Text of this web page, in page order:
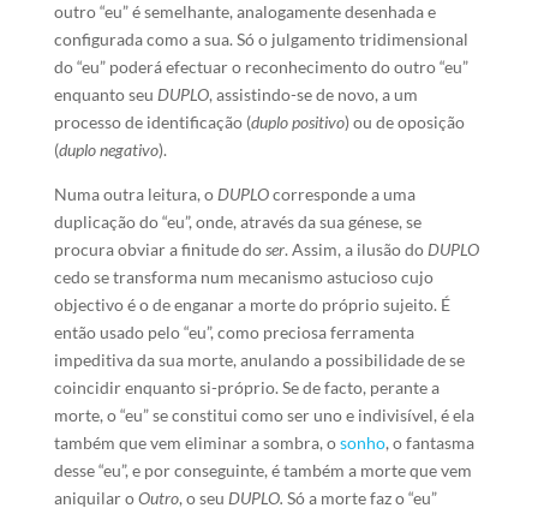
outro “eu” é semelhante, analogamente desenhada e
configurada como a sua. Só o julgamento tridimensional
do “eu” poderá efectuar o reconhecimento do outro “eu”
enquanto seu DUPLO, assistindo-se de novo, a um
processo de identificação (duplo positivo) ou de oposição
(duplo negativo).
Numa outra leitura, o DUPLOcorresponde a uma
duplicação do “eu”, onde, através da sua génese, se
procura obviar a finitude doser. Assim, a ilusão do DUPLO
cedo se transforma num mecanismo astucioso cujo
objectivo é o de enganar a morte do próprio sujeito. É
então usado pelo “eu”, como preciosa ferramenta
impeditiva da sua morte, anulando a possibilidade de se
coincidir enquanto si-próprio. Se de facto, perante a
morte, o “eu” se constitui como ser uno e indivisível, é ela
também que vem eliminar a sombra, osonho, o fantasma
desse “eu”, e por conseguinte, é também a morte que vem
aniquilar oOutro, o seu DUPLO. Só a morte faz o “eu”